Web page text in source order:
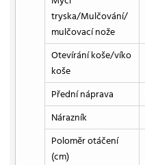
tryska/Mulčování/
mulčovací nože
Otevírání koše/víko
koše
Přední náprava
Nárazník
Poloměr otáčení
(cm)